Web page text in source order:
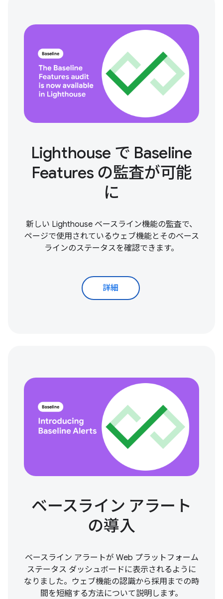
Lighthouse で Baseline
Features の監査が可能
に
新しい Lighthouse ベースライン機能の監査で、
ページで使用されているウェブ機能とそのベース
ラインのステータスを確認できます。
詳細
ベースライン アラート
の導入
ベースライン アラートが Web プラットフォーム
ステータス ダッシュボードに表示されるように
なりました。ウェブ機能の認識から採用までの時
間を短縮する方法について説明します。